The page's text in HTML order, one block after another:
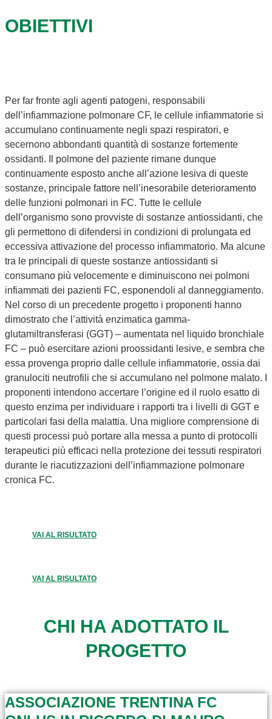
OBIETTIVI
Per far fronte agli agenti patogeni, responsabili
dell’infiammazione polmonare CF, le cellule infiammatorie si
accumulano continuamente negli spazi respiratori, e
secernono abbondanti quantità di sostanze fortemente
ossidanti. Il polmone del paziente rimane dunque
continuamente esposto anche all’azione lesiva di queste
sostanze, principale fattore nell’inesorabile deterioramento
delle funzioni polmonari in FC. Tutte le cellule
dell’organismo sono provviste di sostanze antiossidanti, che
gli permettono di difendersi in condizioni di prolungata ed
eccessiva attivazione del processo infiammatorio. Ma alcune
tra le principali di queste sostanze antiossidanti si
consumano più velocemente e diminuiscono nei polmoni
infiammati dei pazienti FC, esponendoli al danneggiamento.
Nel corso di un precedente progetto i proponenti hanno
dimostrato che l’attività enzimatica gamma-
glutamiltransferasi (GGT) – aumentata nel liquido bronchiale
FC – può esercitare azioni proossidanti lesive, e sembra che
essa provenga proprio dalle cellule infiammatorie, ossia dai
granulociti neutrofili che si accumulano nel polmone malato. I
proponenti intendono accertare l’origine ed il ruolo esatto di
questo enzima per individuare i rapporti tra i livelli di GGT e
particolari fasi della malattia. Una migliore comprensione di
questi processi può portare alla messa a punto di protocolli
terapeutici più efficaci nella protezione dei tessuti respiratori
durante le riacutizzazioni dell’infiammazione polmonare
cronica FC.
VAI AL RISULTATO
VAI AL RISULTATO
CHI HA ADOTTATO IL
PROGETTO
ASSOCIAZIONE TRENTINA FC